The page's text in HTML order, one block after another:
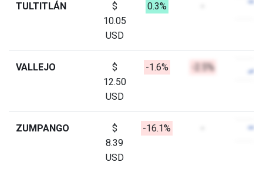
TULTITLÁN
$
10.05
USD
0.3%
VALLEJO
$
12.50
USD
-1.6% -2.5%
ZUMPANGO
$
8.39
USD
-16.1%